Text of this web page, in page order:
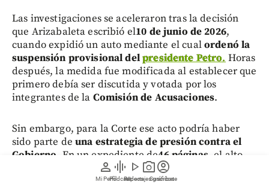
person
Mi Perfil
graphic_eq
Pódcast
play_arrow
Videos
photo_camera
Reportajes gráficos
account_circle
Suscríbete
Las investigaciones se aceleraron tras la decisión
que Arizabaleta escribió el10 de junio de 2026,
cuando expidió un auto mediante el cualordenó la
suspensión provisional delpresidente Petro. Horas
después, la medida fue modificada al establecer que
primero debía ser discutida y votada por los
integrantes de la Comisión de Acusaciones.
Sin embargo, para la Corte ese acto podría haber
sido parte deuna estrategia de presión contra el
Gobierno . En un expediente de46 páginas , el alto
tribunal también hace referencia a
ultimátum planteado el 8 de junio, según el cual se